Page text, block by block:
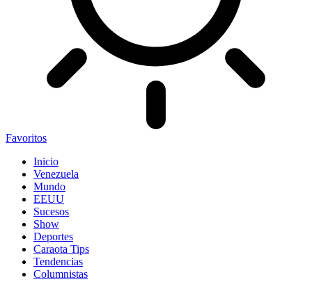
Favoritos
Inicio
Venezuela
Mundo
EEUU
Sucesos
Show
Deportes
Caraota Tips
Tendencias
Columnistas